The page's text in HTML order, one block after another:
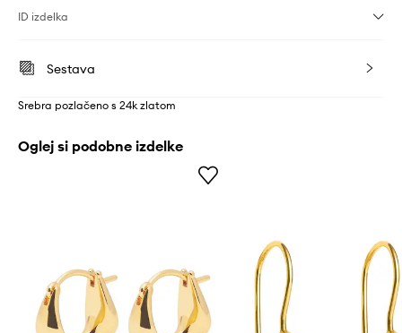
ID izdelka
Sestava
Srebra pozlačeno s 24k zlatom
Oglej si podobne izdelke